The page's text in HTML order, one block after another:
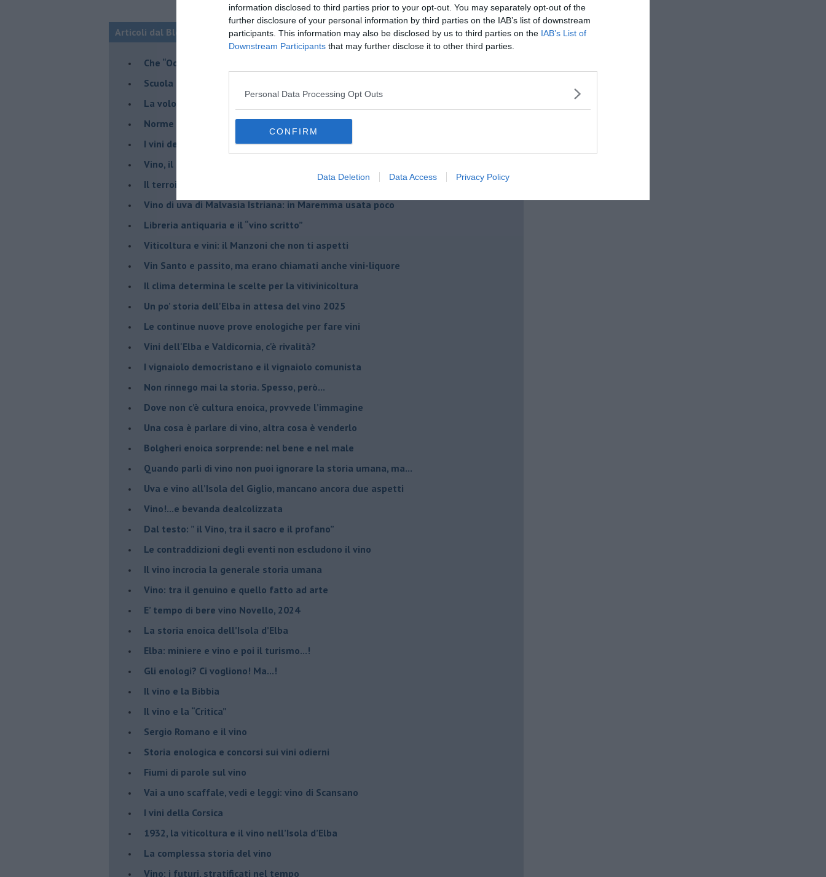
information disclosed to third parties prior to your opt-out. You may separately opt-out of the
further disclosure of your personal information by third parties on the IAB’s list of downstream
participants. This information may also be disclosed by us to third parties on the IAB’s List of
Downstream Participants that may further disclose it to other third parties.
Personal Data Processing Opt Outs
CONFIRM
Data Deletion Data Access Privacy Policy
Articoli dal Blog “Vignaioli e vini” di Nadio Stronchi
​Che “Odissea sia”
Scuola di vita e creatività
​La volontà di essere “primi”
Norme viticole e enologiche che miglioreranno la qualità
​I vini della Maremma si stanno arricchendo
Vino, il clima ci mette alle “corde”
Il terroir necessario per il vino del futuro
​Vino di uva di Malvasia Istriana: in Maremma usata poco
​Libreria antiquaria e il “vino scritto”
​Viticoltura e vini: il Manzoni che non ti aspetti
​Vin Santo e passito, ma erano chiamati anche vini-liquore
Il clima determina le scelte per la vitivinicoltura
Un po' storia dell'Elba in attesa del vino 2025
Le continue nuove prove enologiche per fare vini
Vini dell'Elba e Valdicornia, c'è rivalità?
​I vignaiolo democristano e il vignaiolo comunista
​Non rinnego mai la storia. Spesso, però...
​Dove non c’è cultura enoica, provvede l’immagine
​Una cosa è parlare di vino, altra cosa è venderlo
Bolgheri enoica sorprende: nel bene e nel male
​Quando parli di vino non puoi ignorare la storia umana, ma...
Uva e vino all’Isola del Giglio, mancano ancora due aspetti
​Vino!...e bevanda dealcolizzata
​Dal testo: ” il Vino, tra il sacro e il profano”
Le contraddizioni degli eventi non escludono il vino
​Il vino incrocia la generale storia umana
Vino: tra il genuino e quello fatto ad arte
E’ tempo di bere vino Novello, 2024
La storia enoica dell’Isola d’Elba
Elba: miniere e vino e poi il turismo...!
​Gli enologi? Ci vogliono! Ma...!
​Il vino e la Bibbia
​Il vino e la “Critica”
Sergio Romano e il vino
​Storia enologica e concorsi sui vini odierni
Fiumi di parole sul vino
​Vai a uno scaffale, vedi e leggi: vino di Scansano
​I vini della Corsica
​1932, la viticoltura e il vino nell’Isola d’Elba
​La complessa storia del vino
​Vino: i futuri, stratificati nel tempo